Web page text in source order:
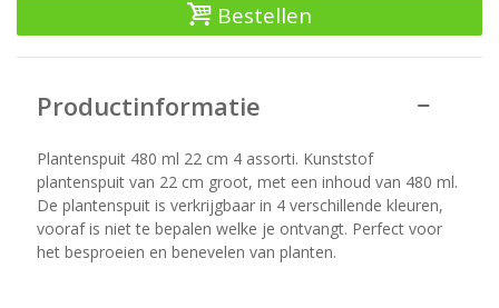
Bestellen
Productinformatie
Plantenspuit 480 ml 22 cm 4 assorti. Kunststof
plantenspuit van 22 cm groot, met een inhoud van 480 ml.
De plantenspuit is verkrijgbaar in 4 verschillende kleuren,
vooraf is niet te bepalen welke je ontvangt. Perfect voor
het besproeien en benevelen van planten.